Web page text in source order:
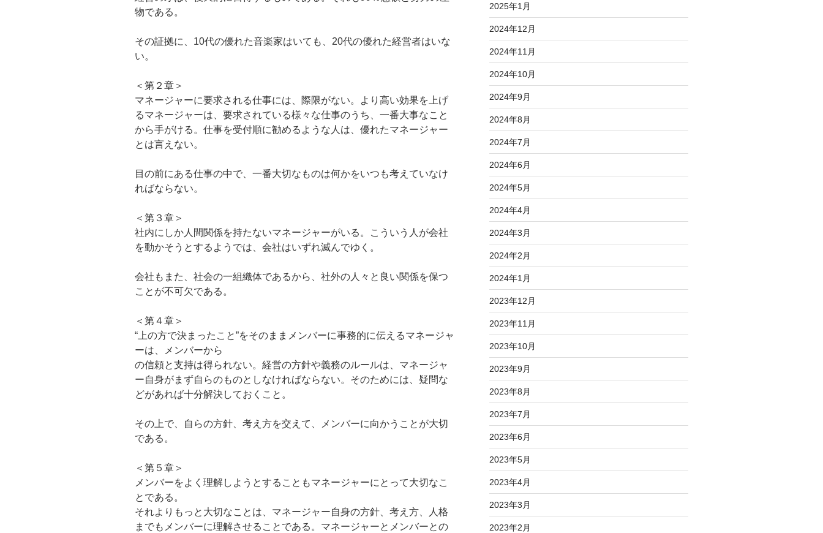
物である。
その証拠に、10代の優れた音楽家はいても、20代の優れた経営者はいな
い。
＜第２章＞
マネージャーに要求される仕事には、際限がない。より高い効果を上げ
るマネージャーは、要求されている様々な仕事のうち、一番大事なこと
から手がける。仕事を受付順に勧めるような人は、優れたマネージャー
とは言えない。
目の前にある仕事の中で、一番大切なものは何かをいつも考えていなけ
ればならない。
＜第３章＞
社内にしか人間関係を持たないマネージャーがいる。こういう人が会社
を動かそうとするようでは、会社はいずれ滅んでゆく。
会社もまた、社会の一組織体であるから、社外の人々と良い関係を保つ
ことが不可欠である。
＜第４章＞
“上の方で決まったこと”をそのままメンバーに事務的に伝えるマネージャ
ーは、メンバーから
の信頼と支持は得られない。経営の方針や義務のルールは、マネージャ
ー自身がまず自らのものとしなければならない。そのためには、疑問な
どがあれば十分解決しておくこと。
その上で、自らの方針、考え方を交えて、メンバーに向かうことが大切
である。
＜第５章＞
メンバーをよく理解しようとすることもマネージャーにとって大切なこ
とである。
それよりもっと大切なことは、マネージャー自身の方針、考え方、人格
までもメンバーに理解させることである。マネージャーとメンバーとの
2025年1月
2024年12月
2024年11月
2024年10月
2024年9月
2024年8月
2024年7月
2024年6月
2024年5月
2024年4月
2024年3月
2024年2月
2024年1月
2023年12月
2023年11月
2023年10月
2023年9月
2023年8月
2023年7月
2023年6月
2023年5月
2023年4月
2023年3月
2023年2月